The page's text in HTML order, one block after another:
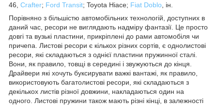
46, Crafter; Ford Transit; Toyota Hiace; Fiat Doblo , ін.
Порівняно з більшістю автомобільних технологій, доступних в
даний час, ресори не виглядають надміру фантазії. Це просто
довгі та вузькі пластини, прикріплені до рами автомобіля чи
причепа. Листові ресори є кількох різних сортів, є однолистові
ресори, які складаються з однієї пластини пружинної сталі.
Вони, як правило, товщі в середині і звужуються до кінця.
Драйвери які хочуть буксирувати важкі вантажі, як правило,
використовують багатолистові ресори, які складаються з
декількох листів різної довжини, накладаються один на
одного. Листові пружини також мають різні кінці, в залежності